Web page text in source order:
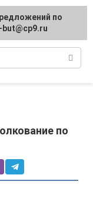
по
по